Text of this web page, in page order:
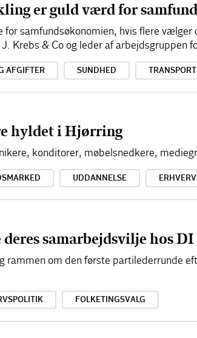
er guld værd for
samfundsøkonomien, hvis flere
Krebs & Co og leder af arbejdsgruppen
AFGIFTER SUNDHED TRANSPORT
hyldet i Hjørring
konditorer, møbelsnedkere,
UDDANNELSE
samarbejdsvilje hos DI
rammen om den første partilederrunde
FOLKETINGSVALG